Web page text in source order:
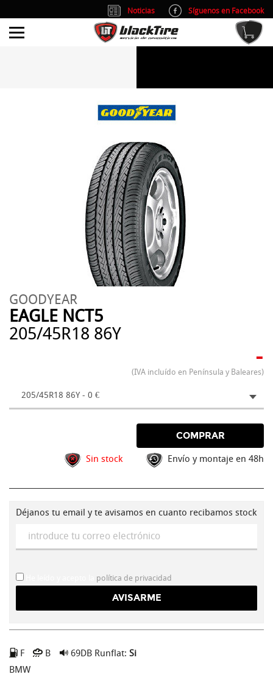
GOODYEAR
EAGLE NCT5
205/45R18 86Y
-
(IVA incluído en Península y Baleares)
205/45R18 86Y - 0 €
COMPRAR
Sin stock Envío y montaje en 48h
Déjanos tu email y te avisamos en cuanto recibamos stock
política de privacidad
F B 69DB Runflat: Si
BMW
Noticias
Síguenos en Facebook
info@blacktire.es
Atención al cliente: L/V 9:00-14:00 y 15:00-19:00